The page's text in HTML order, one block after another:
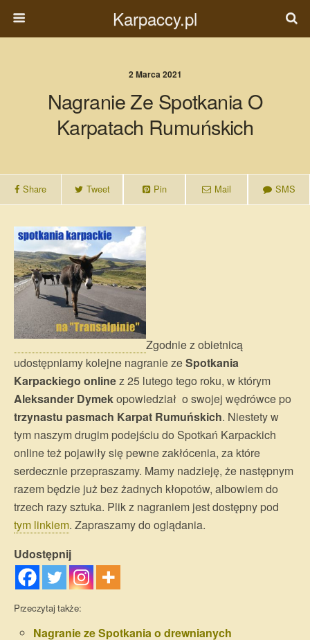
Karpaccy.pl
2 Marca 2021
Nagranie Ze Spotkania O
Karpatach Rumuńskich
Share Tweet Pin Mail SMS
Zgodnie z obietnicą
udostępniamy kolejne nagranie zeSpotkania
Karpackiego onlinez 25 lutego tego roku, w którym
Aleksander Dymekopowiedział o swojej wędrówce po
trzynastu pasmach Karpat Rumuńskich. Niestety w
tym naszym drugim podejściu do Spotkań Karpackich
online też pojawiły się pewne zakłócenia, za które
serdecznie przepraszamy. Mamy nadzieję, że następnym
razem będzie już bez żadnych kłopotów, albowiem do
trzech razy sztuka. Plik z nagraniem jest dostępny pod
tym linkiem. Zapraszamy do oglądania.
Udostępnij
Przeczytaj także:
Nagranie ze Spotkania o drewnianych